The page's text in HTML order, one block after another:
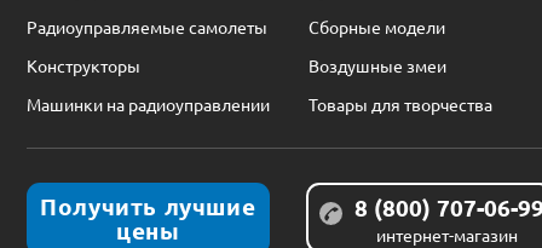
Радиоуправляемые самолеты
Сборные модели
Конструкторы
Воздушные змеи
Машинки на радиоуправлении
Товары для творчества
Получить лучшие
цены
8 (800) 707-06-
интернет-магазин